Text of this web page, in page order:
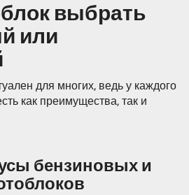
выбрать
или
для многих, ведь у каждого
как преимущества, так и
бензиновых и